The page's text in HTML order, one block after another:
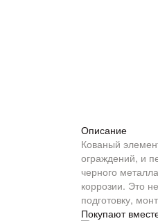
Описание
Кованый
ограждений, и
черного
коррозии. Это
подготовку,
Покупают